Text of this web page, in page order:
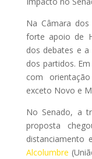
Na Câmara
forte apoio de
dos debates e
dos partidos.
com
exceto Novo e
No Senado, a
proposta
distanciamento
Alcolumbre